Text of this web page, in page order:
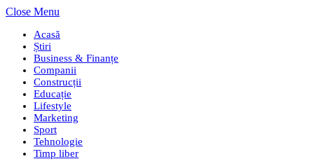
Close Menu
Acasă
Știri
Business & Finanțe
Companii
Construcții
Educație
Lifestyle
Marketing
Sport
Tehnologie
Timp liber